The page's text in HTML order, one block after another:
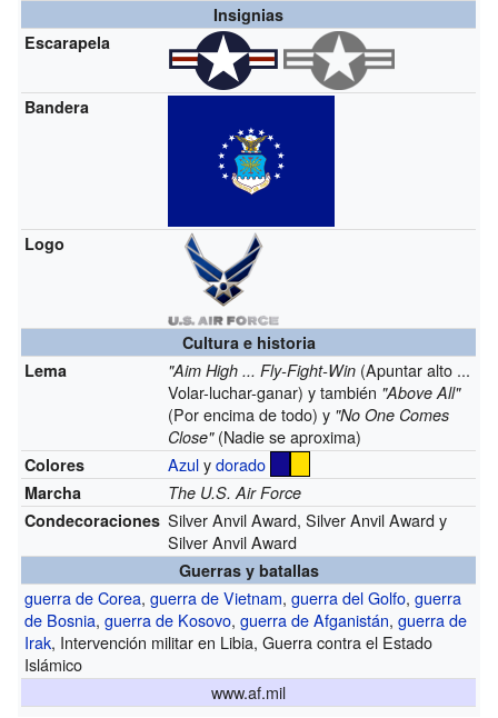
Insignias
Escarapela
Bandera
Logo
Cultura e historia
Lema
"Aim High ... Fly-Fight-Win (Apuntar alto ...
Volar-luchar-ganar) y también "Above All"
(Por encima de todo) y "No One Comes
Close"(Nadie se aproxima)
Colores Azulydorado
Marcha
The U.S. Air Force
Condecoraciones Silver Anvil Award, Silver Anvil Award y
Silver Anvil Award
Guerras y batallas
guerra de Corea,guerra de Vietnam,guerra del Golfo,guerra
de Bosnia,guerra de Kosovo,guerra de Afganistán,guerra de
Irak, Intervención militar en Libia, Guerra contra el Estado
Islámico
www.af.mil